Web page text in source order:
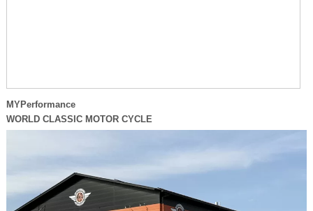
MYPerformance
WORLD CLASSIC MOTOR CYCLE